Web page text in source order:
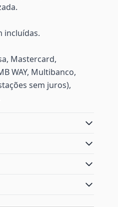
incluídas.
Mastercard,
WAY, Multibanco,
sem juros),